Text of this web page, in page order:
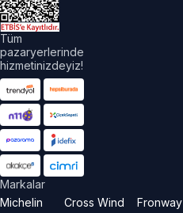
Tüm
pazaryerlerinde
hizmetinizdeyiz!
Markalar
Michelin
Cross Wind
Fronway